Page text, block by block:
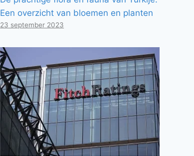
Een overzicht van bloemen en planten
23 september 2023